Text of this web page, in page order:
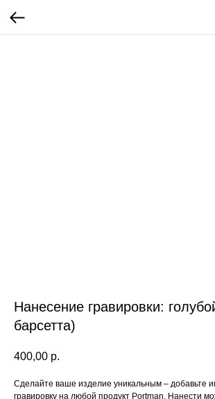
Нанесение гравировки:
барсетта)
400,00 р.
Сделайте ваше изделие уникальным – добавьте
гравировку на любой продукт Portman. Нанести